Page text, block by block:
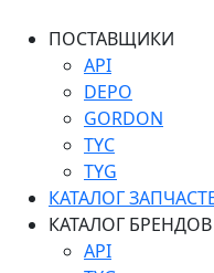
ПОСТАВЩИКИ
API
DEPO
GORDON
TYC
TYG
КАТАЛОГ
КАТАЛОГ БРЕНДОВ
API